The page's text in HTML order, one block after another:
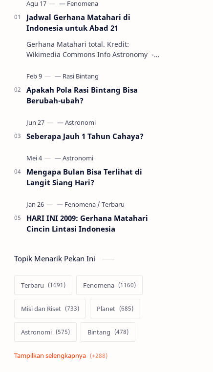
Jadwal Gerhana Matahari di
Indonesia untuk Abad 21
Gerhana Matahari total. Kredit:
Wikimedia Commons Info Astronomy -
gerhana Matahari akan terjadi sebanyak
22…
Apakah Pola Rasi Bintang Bisa
Berubah-ubah?
Seberapa Jauh 1 Tahun Cahaya?
Mengapa Bulan Bisa Terlihat di
Langit Siang Hari?
HARI INI 2009: Gerhana Matahari
Cincin Lintasi Indonesia
Topik Menarik Pekan Ini
Terbaru Fenomena
Misi dan Riset Planet
Astronomi Bintang
Alam semesta Galaksi